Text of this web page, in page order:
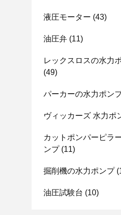
液圧モーター (43)
油圧弁 (11)
レックスロスの水力
(49)
パーカーの水力ポン
ヴィッカーズ 水力ポ
カットポンパーピラ
ンプ(11)
掘削機の水力ポンプ
油圧試験台 (10)